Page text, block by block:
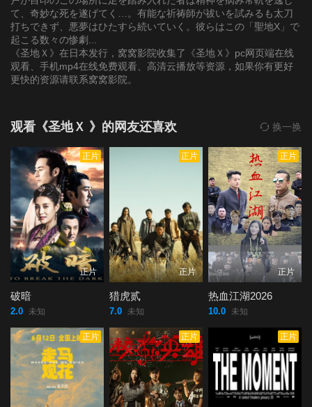
て、奇妙な死を遂げてく…。有能な祈祷師が祓いを試みるも太刀
打ちできず、悪夢はひたすら続いていく。彼らはこの「聖地X」で
起こる数々の惨劇...
《圣地Ｘ》在日本发行，窝窝影院收集了《圣地Ｘ》pc网页端在线
观看、手机mp4在线免费观看、高清云播放等资源，如果你有更好
更快的资源请联系窝窝影院。
观看《圣地Ｘ 》的网友还喜欢 换一换
正片
正片
破暗
2.0 未知
正片
正片
猎虎贰
7.0 未知
正片
正片
热血江湖2026
10.0 未知
正片 正片 正片